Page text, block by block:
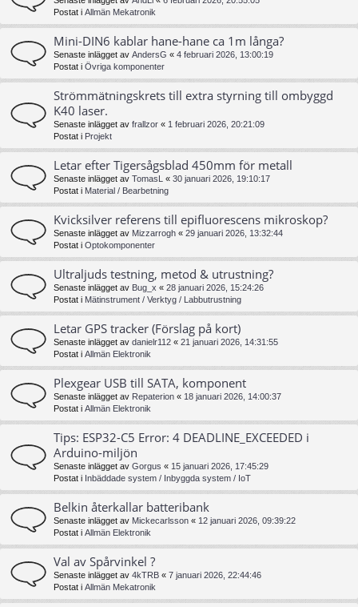
Postat i Allmän Mekatronik
Mini-DIN6 kablar hane-hane ca 1m långa?
Senaste inlägget av AndersG « 4 februari 2026, 13:00:19
Postat i Övriga komponenter
Strömmätningskrets till extra styrning till ombyggd
K40 laser.
Senaste inlägget av frallzor « 1 februari 2026, 20:21:09
Postat i Projekt
Letar efter Tigersågsblad 450mm för metall
Senaste inlägget av TomasL « 30 januari 2026, 19:10:17
Postat i Material / Bearbetning
Kvicksilver referens till epifluorescens mikroskop?
Senaste inlägget av Mizzarrogh « 29 januari 2026, 13:32:44
Postat i Optokomponenter
Ultraljuds testning, metod & utrustning?
Senaste inlägget av Bug_x « 28 januari 2026, 15:24:26
Postat i Mätinstrument / Verktyg / Labbutrustning
Letar GPS tracker (Förslag på kort)
Senaste inlägget av danielr112 « 21 januari 2026, 14:31:55
Postat i Allmän Elektronik
Plexgear USB till SATA, komponent
Senaste inlägget av Repaterion « 18 januari 2026, 14:00:37
Postat i Allmän Elektronik
Tips: ESP32-C5 Error: 4 DEADLINE_EXCEEDED i
Arduino-miljön
Senaste inlägget av Gorgus « 15 januari 2026, 17:45:29
Postat i Inbäddade system / Inbyggda system / IoT
Belkin återkallar batteribank
Senaste inlägget av Mickecarlsson « 12 januari 2026, 09:39:22
Postat i Allmän Elektronik
Val av Spårvinkel ?
Senaste inlägget av 4kTRB « 7 januari 2026, 22:44:46
Postat i Allmän Mekatronik